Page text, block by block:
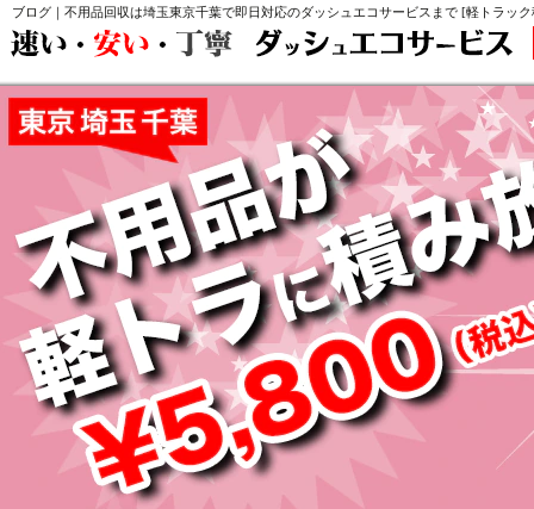
ブログ｜不用品回収は埼玉東京千葉で即日対応のダッシュエコサービスまで [軽トラッ